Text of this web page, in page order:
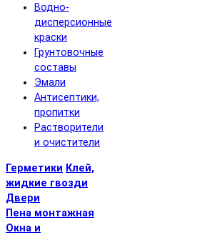
Водно-
дисперсионные
краски
Грунтовочные
составы
Эмали
Антисептики,
пропитки
Растворители
и очистители
Герметики Клей,
жидкие гвозди
Двери
Пена монтажная
Окна и